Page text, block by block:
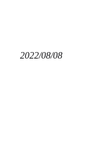
2022/08/08